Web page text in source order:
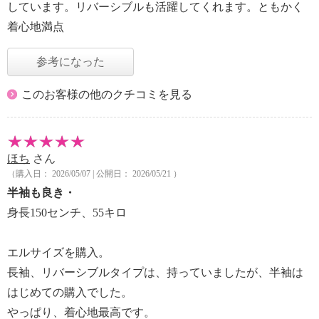
しています。リバーシブルも活躍してくれます。ともかく
着心地満点
参考になった
このお客様の他のクチコミを見る
ほち さん
（購入日： 2026/05/07 | 公開日： 2026/05/21 ）
半袖も良き・
身長150センチ、55キロ
エルサイズを購入。
長袖、リバーシブルタイプは、持っていましたが、半袖は
はじめての購入でした。
やっぱり、着心地最高です。